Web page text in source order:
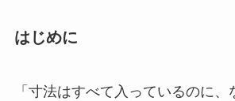
はじめに
「寸法はすべて入っているのに、